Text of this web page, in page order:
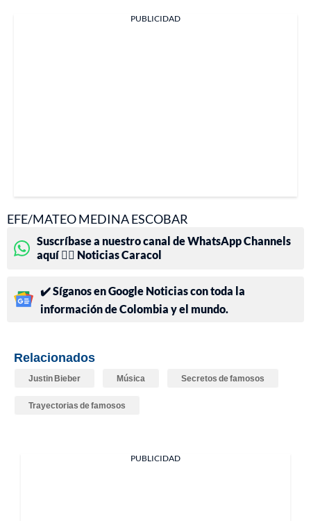
PUBLICIDAD
EFE/MATEO MEDINA ESCOBAR
Suscríbase a nuestro canal de WhatsApp Channels
aquí 👉🏻 Noticias Caracol
✔️ Síganos en Google Noticias con toda la
información de Colombia y el mundo.
Relacionados
Justin Bieber Música Secretos de famosos
Trayectorias de famosos
PUBLICIDAD